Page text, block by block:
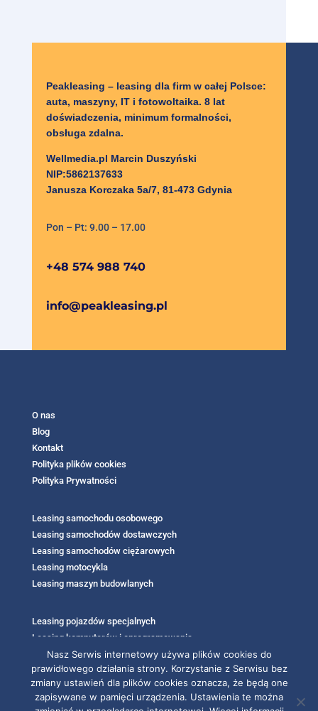
Peakleasing – leasing dla firm w całej Polsce:
auta, maszyny, IT i fotowoltaika. 8 lat
doświadczenia, minimum formalności,
obsługa zdalna.
Wellmedia.pl Marcin Duszyński
NIP:5862137633
Janusza Korczaka 5a/7, 81-473 Gdynia
Pon – Pt: 9.00 – 17.00
+48 574 988 740
info@peakleasing.pl
O nas
Blog
Kontakt
Polityka plików cookies
Polityka Prywatności
Leasing samochodu osobowego
Leasing samochodów dostawczych
Leasing samochodów ciężarowych
Leasing motocykla
Leasing maszyn budowlanych
Leasing pojazdów specjalnych
Leasing komputerów i oprogramowania
Leasing Fotowoltaika
Nasz Serwis internetowy używa plików cookies do
prawidłowego działania strony. Korzystanie z Serwisu bez
zmiany ustawień dla plików cookies oznacza, że będą one
zapisywane w pamięci urządzenia. Ustawienia te można